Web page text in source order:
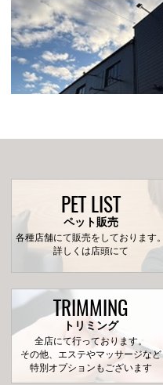
PET LIST
ペット販売
各種店舗にて販売をしております。
詳しくは店頭にて
TRIMMING
トリミング
全店にて行っております。
その他、エステやマッサージなど
特別オプションもございます